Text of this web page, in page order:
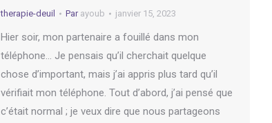
therapie-deuil Par ayoub janvier 15, 2023
Hier soir, mon partenaire a fouillé dans mon
téléphone… Je pensais qu’il cherchait quelque
chose d’important, mais j’ai appris plus tard qu’il
vérifiait mon téléphone. Tout d’abord, j’ai pensé que
c’était normal ; je veux dire que nous partageons